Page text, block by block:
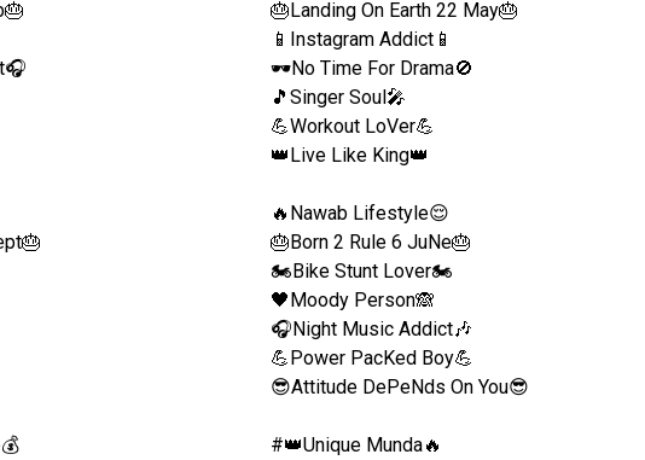
🎂Landing On Earth 22 May🎂
📱Instagram Addict📱
🕶No Time For Drama🚫
🎵Singer Soul🎤
💪Workout LoVer💪
👑Live Like King👑
🔥Nawab Lifestyle😌
🎂Born 2 Rule 6 JuNe🎂
🏍Bike Stunt Lover🏍
🖤Moody Person🙈
🎧Night Music Addict🎶
💪Power PacKed Boy💪
😎Attitude DePeNds On You😎
#👑Unique Munda🔥